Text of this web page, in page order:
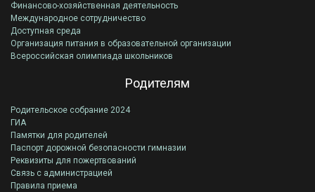
Финансово-хозяйственная деятельность
Международное сотрудничество
Доступная среда
Организация питания в образовательной организации
Всероссийская олимпиада школьников
Родителям
Родительское собрание 2024
ГИА
Памятки для родителей
Паспорт дорожной безопасности гимназии
Реквизиты для пожертвований
Связь с администрацией
Правила приема